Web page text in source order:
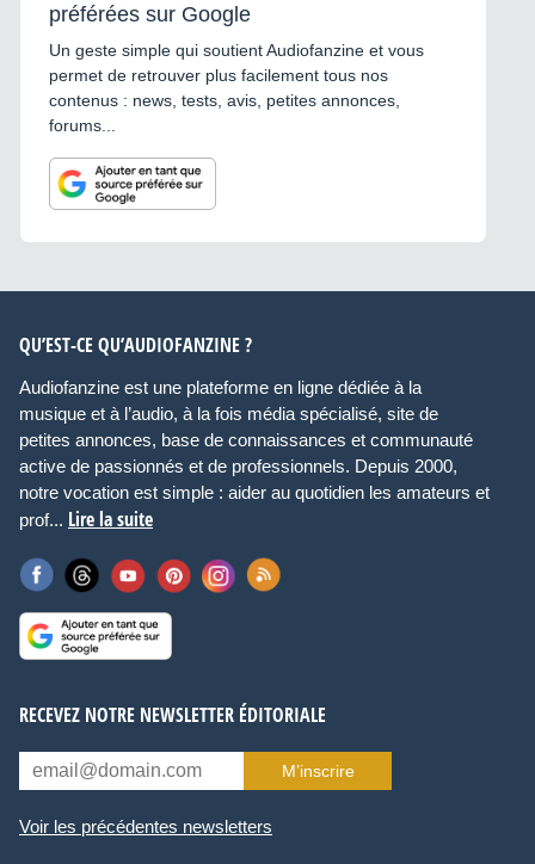
préférées sur Google
Un geste simple qui soutient Audiofanzine et vous
permet de retrouver plus facilement tous nos
contenus : news, tests, avis, petites annonces,
forums...
QU’EST-CE QU’AUDIOFANZINE ?
Audiofanzine est une plateforme en ligne dédiée à la
musique et à l’audio, à la fois média spécialisé, site de
petites annonces, base de connaissances et communauté
active de passionnés et de professionnels. Depuis 2000,
notre vocation est simple : aider au quotidien les amateurs et
prof... Lire la suite
RECEVEZ NOTRE NEWSLETTER ÉDITORIALE
M’inscrire
Voir les précédentes newsletters